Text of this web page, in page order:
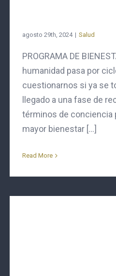
agosto 29th, 2024 | Salud
PROGRAMA DE
humanidad pasa por
cuestionarnos si ya se
llegado a una fase de
términos de conciencia
mayor bienestar [...]
Read More